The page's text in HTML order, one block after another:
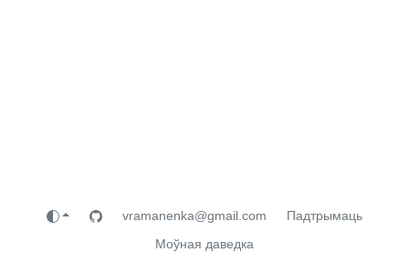
vramanenka@gmail.com
Падтрымаць
Моўная даведка